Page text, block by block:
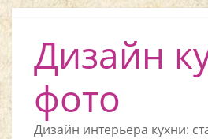
Дизайн
фото
Дизайн интерьера кухни: